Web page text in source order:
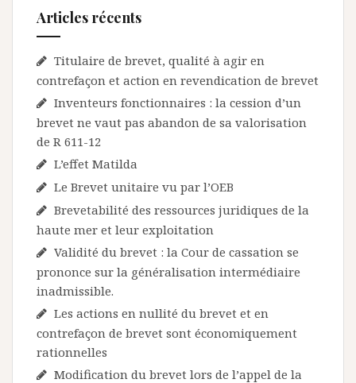
Articles récents
Titulaire de brevet, qualité à agir en
contrefaçon et action en revendication de brevet
Inventeurs fonctionnaires : la cession d’un
brevet ne vaut pas abandon de sa valorisation
de R 611-12
L’effet Matilda
Le Brevet unitaire vu par l’OEB
Brevetabilité des ressources juridiques de la
haute mer et leur exploitation
Validité du brevet : la Cour de cassation se
prononce sur la généralisation intermédiaire
inadmissible.
Les actions en nullité du brevet et en
contrefaçon de brevet sont économiquement
rationnelles
Modification du brevet lors de l’appel de la